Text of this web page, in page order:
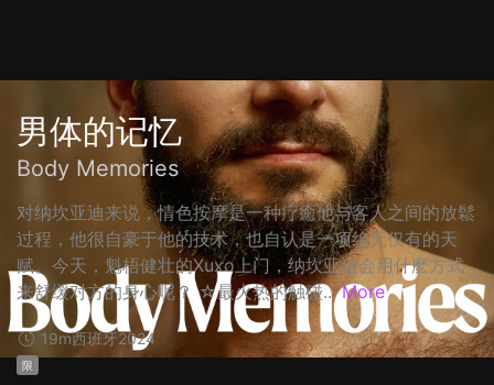
男体的记忆
Body Memories
对纳坎亚迪来说，情色按摩是一种疗癒他与客人之间的放鬆
过程，他很自豪于他的技术，也自认是一项绝无仅有的天
赋。今天，魁梧健壮的Xuxo上门，纳坎亚迪会用什麽方式
来舒缓对方的身心呢？ ☆最火热的触碰... More
19m西班牙2024
限